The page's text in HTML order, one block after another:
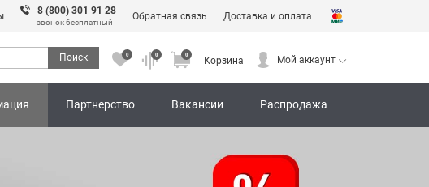
8 (800) 301 91 28
звонок бесплатный
Обратная связь Доставка и оплата
Поиск 0 0 0
Корзина Мой аккаунт
Партнерство Вакансии Распродажа
91 28 Корзина Мой аккаунт